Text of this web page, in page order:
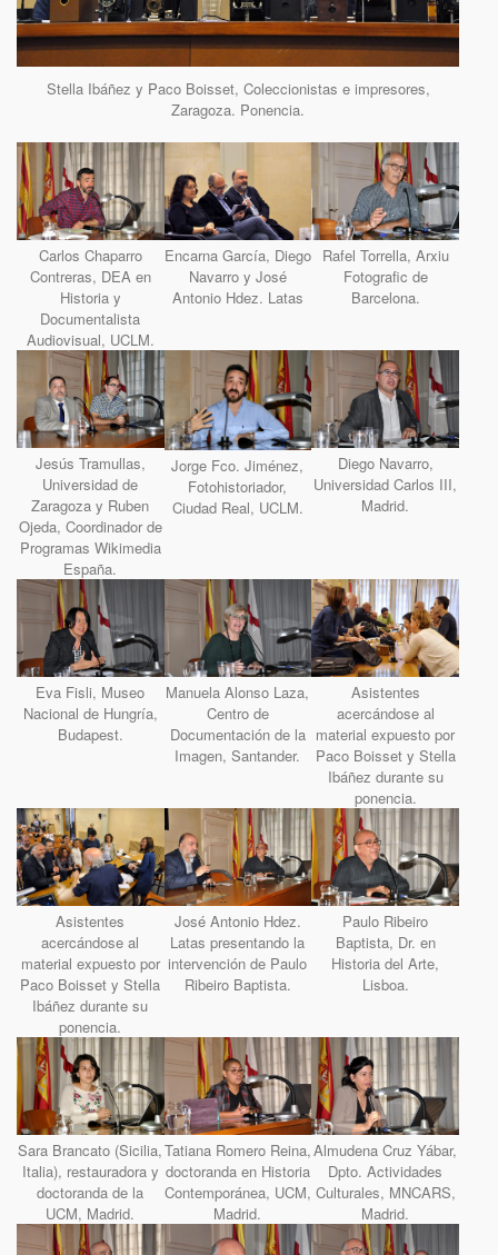
Stella Ibáñez y Paco Boisset, Coleccionistas e impresores,
Zaragoza. Ponencia.
Carlos Chaparro
Contreras, DEA en
Historia y
Documentalista
Audiovisual, UCLM.
Encarna García, Diego
Navarro y José
Antonio Hdez. Latas
Rafel Torrella, Arxiu
Fotografic de
Barcelona.
Jesús Tramullas,
Universidad de
Zaragoza y Ruben
Ojeda, Coordinador de
Programas Wikimedia
España.
Jorge Fco. Jiménez,
Fotohistoriador,
Ciudad Real, UCLM.
Diego Navarro,
Universidad Carlos III,
Madrid.
Eva Fisli, Museo
Nacional de Hungría,
Budapest.
Manuela Alonso Laza,
Centro de
Documentación de la
Imagen, Santander.
Asistentes
acercándose al
material expuesto por
Paco Boisset y Stella
Ibáñez durante su
ponencia.
Asistentes
acercándose al
material expuesto por
Paco Boisset y Stella
Ibáñez durante su
ponencia.
José Antonio Hdez.
Latas presentando la
intervención de Paulo
Ribeiro Baptista.
Paulo Ribeiro
Baptista, Dr. en
Historia del Arte,
Lisboa.
Sara Brancato (Sicilia,
Italia), restauradora y
doctoranda de la
UCM, Madrid.
Tatiana Romero Reina,
doctoranda en Historia
Contemporánea, UCM,
Madrid.
Almudena Cruz Yábar,
Dpto. Actividades
Culturales, MNCARS,
Madrid.